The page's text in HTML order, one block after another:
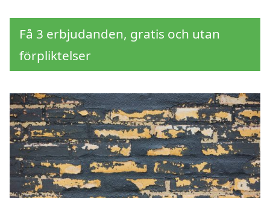
Få 3 erbjudanden, gratis och utan
förpliktelser